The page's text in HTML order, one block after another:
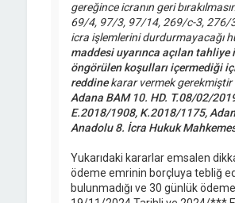
gereğince icranın geri
69/4, 97/3, 97/14, 269/c-3, 276/
icra işlemlerini durdurmayacağı
maddesi uyarınca açılan
öngörülen koşulları içermediği
reddinekarar vermek gerekmiştir
Adana BAM 10. HD. T.08/02/
E.2018/1908, K.2018/1175,
Anadolu 8. İcra Hukuk
Yukarıdaki kararlar emsalen
ödeme emrinin borçluya tebliğ
bulunmadığı ve 30 günlük